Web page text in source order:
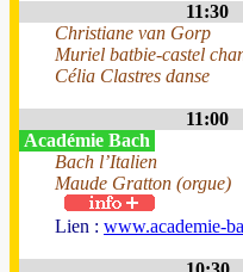
11:30
Christiane van Gorp
Muriel batbie-castel
Célia Clastres danse
11:00
Académie Bach
Bach l’Italien
Maude Gratton (orgue)
Lien : www.academie-